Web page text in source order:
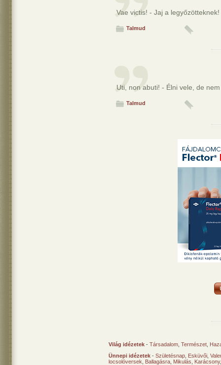
Vae victis! - Jaj a legyőzötteknek!
Talmud
Uti, non abuti! - Élni vele, de
Talmud
Világ idézetek - Társadalom Természet
Ünnepi idézetek - Születésnap Esküvői
locsolóversek
Ballagásra Mikulás Karácsony